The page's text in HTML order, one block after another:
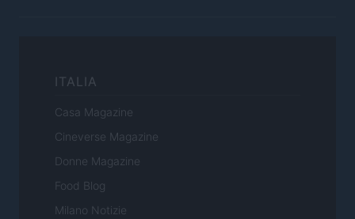
ITALIA
Casa Magazine
Cineverse Magazine
Donne Magazine
Food Blog
Milano Notizie